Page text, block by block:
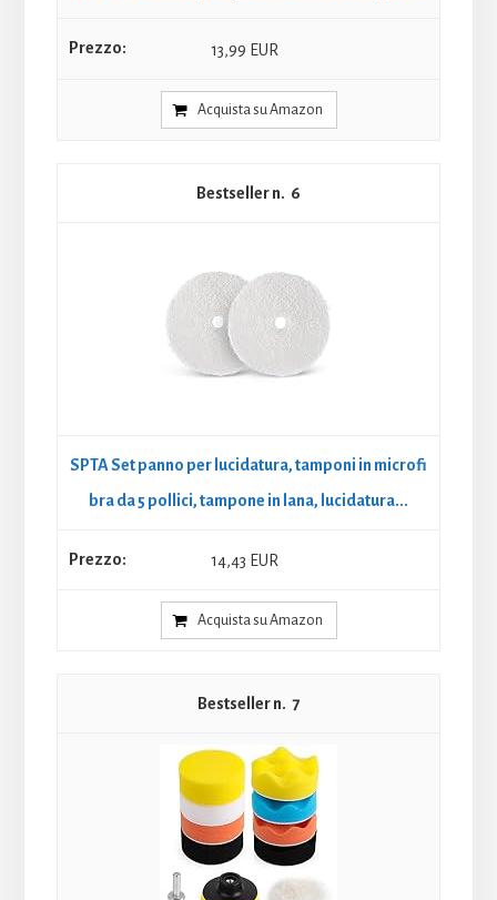
13,99 EUR
Acquista su Amazon
6
SPTA Set panno per lucidatura, tamponi in microfi
bra da 5 pollici, tampone in lana, lucidatura...
14,43 EUR
Acquista su Amazon
7